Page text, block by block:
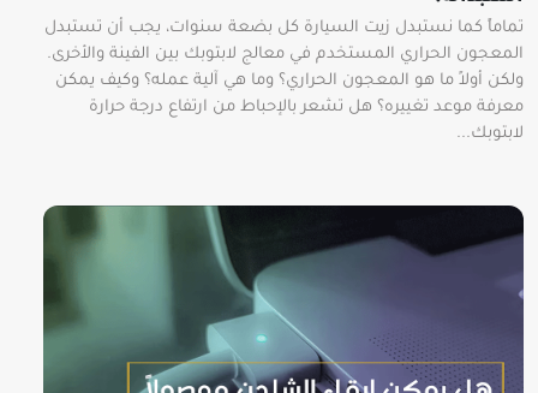
تماماً كما نستبدل زيت السيارة كل بضعة سنوات، يجب أن تستبدل
المعجون الحراري المستخدم في معالج لابتوبك بين الفينة والأخرى.
ولكن أولاً ما هو المعجون الحراري؟ وما هي آلية عمله؟ وكيف يمكن
معرفة موعد تغييره؟ هل تشعر بالإحباط من ارتفاع درجة حرارة
لابتوبك...